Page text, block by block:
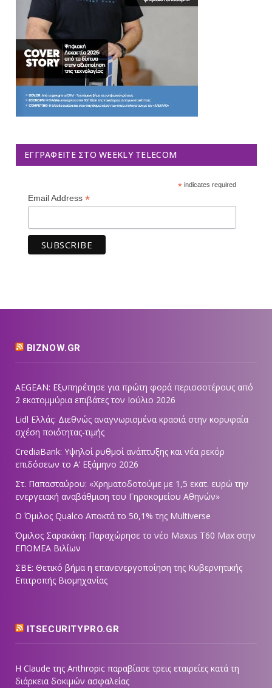
ΕΓΓΡΑΦΕΊΤΕ ΣΤΟ WEEKLY TELECOM
*indicates required
Email Address *
BIZNOW.GR
AEGEAN: Εξυπηρέτησε για πρώτη φορά περισσοτέρους από
2 εκατομμύρια επιβάτες τον Ιούλιο 2026
Lidl Ελλάς: Διεθνώς αναγνωρισμένα κρασιά στην κορυφαία
σχέση ποιότητας-τιμής
CrediaBank: Υψηλοί ρυθμοί ανάπτυξης και νέα ρεκόρ
επιδόσεων το Α’ Εξάμηνο 2026
Στ. Παπασταύρου: «Χρηματοδοτούμε με 1,5 εκατ. ευρώ την
ενεργειακή αναβάθμιση του Γηροκομείου Αθηνών»
Ο Όμιλος Qualco Αποκτά το 50,1% της Multiverse
Όμιλος Σαρακάκη: Παραχώρησε το νέο Maxus T60 Max στην
ΕΠΟΜΕΑ Βιλίων
ΣΒΕ: Θετικό βήμα η επανενεργοποίηση της Κυβερνητικής
Επιτροπής Βιομηχανίας
ITSECURITYPRO.GR
Η Claude της Anthropic παραβίασε τρεις εταιρείες κατά τη
διάρκεια δοκιμών ασφαλείας